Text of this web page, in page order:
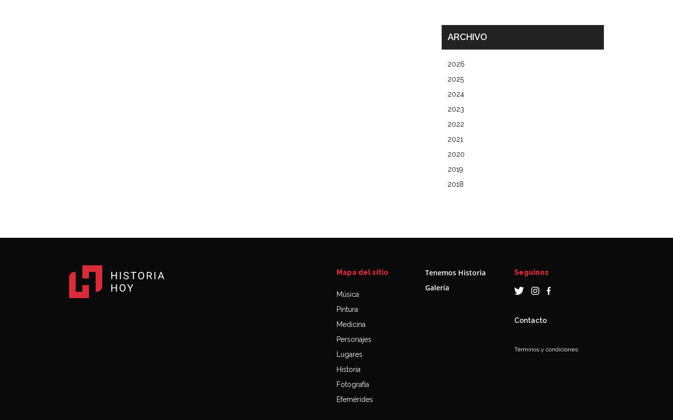
ARCHIVO
2026
2025
2024
2023
2022
2021
2020
2019
2018
Mapa del sitio
Música
Pintura
Medicina
Personajes
Lugares
Historia
Fotografía
Efemérides
Tenemos Historia
Galería
Seguinos
Contacto
Términos y condiciones